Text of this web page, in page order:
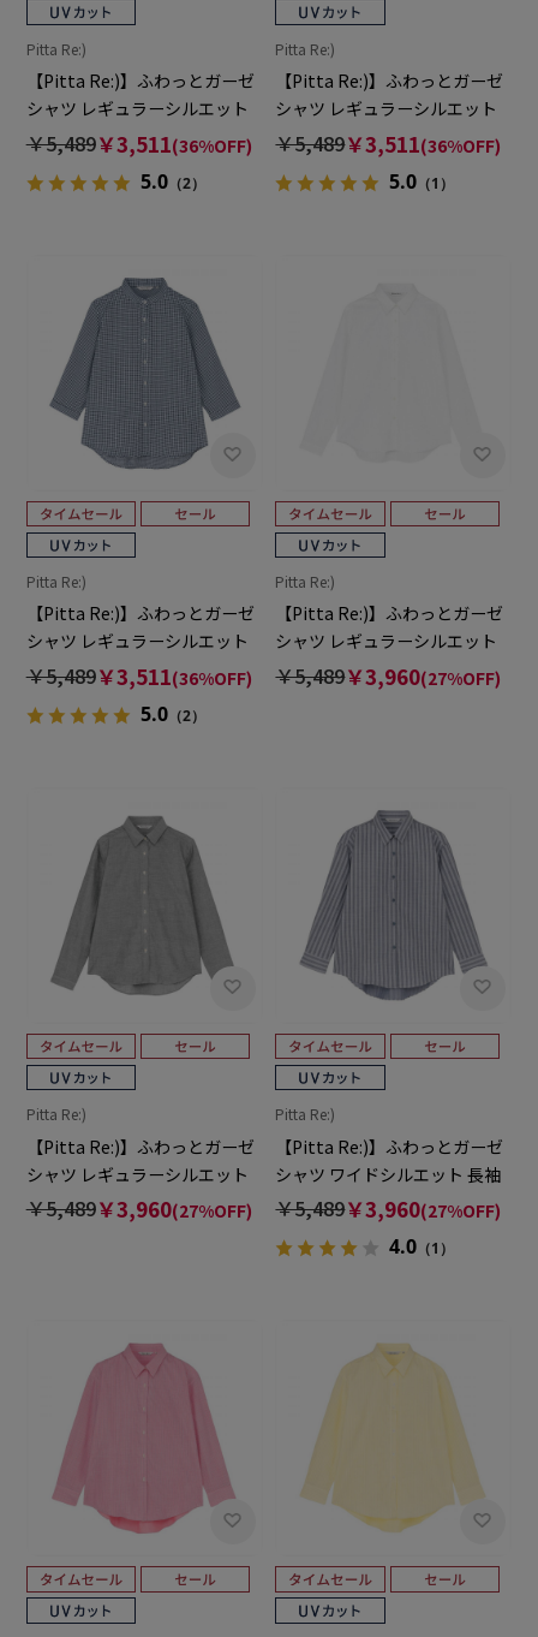
Pitta Re:)
【Pitta Re:)】ふわっとガーゼ
シャツ レギュラーシルエット
七分袖 綿100% レディース カ
ジュアルシャツ
￥5,489￥3,511(36%OFF)
5.0（2）
Pitta Re:)
【Pitta Re:)】ふわっとガーゼ
シャツ レギュラーシルエット
七分袖 綿100% レディース カ
ジュアルシャツ
￥5,489￥3,511(36%OFF)
5.0 （1）
Pitta Re:)
【Pitta Re:)】ふわっとガーゼ
シャツ レギュラーシルエット
七分袖 綿100% レディース カ
ジュアルシャツ
￥5,489￥3,511(36%OFF)
5.0（2）
Pitta Re:)
【Pitta Re:)】ふわっとガーゼ
シャツ レギュラーシルエット
長袖 綿100% レディース カジ
￥5,489￥3,960(27%OFF)
Pitta Re:)
【Pitta Re:)】ふわっとガーゼ
シャツ レギュラーシルエット
長袖 綿100% レディース カジ
￥5,489￥3,960(27%OFF)
Pitta Re:)
【Pitta Re:)】ふわっとガーゼ
シャツ ワイドシルエット 長袖
綿100% レディース カジュアル
￥5,489￥3,960(27%OFF)
4.0 （1）